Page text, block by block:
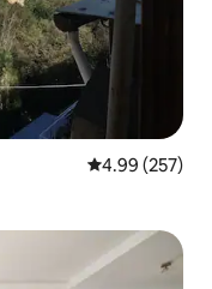
Calificación
4.99 (257)